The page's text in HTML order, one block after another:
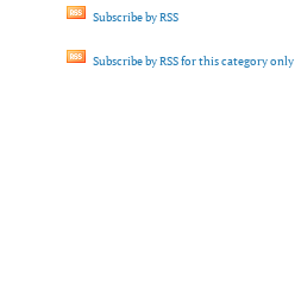
Subscribe by RSS
Subscribe by RSS for this category only